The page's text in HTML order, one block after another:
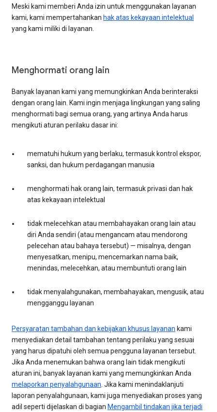
Meski kami memberi Anda izin untuk menggunakan layanan
kami, kami mempertahankan hak atas kekayaan intelektual
yang kami miliki di layanan.
Menghormati orang lain
Banyak layanan kami yang memungkinkan Anda berinteraksi
dengan orang lain. Kami ingin menjaga lingkungan yang saling
menghormati bagi semua orang, yang artinya Anda harus
mengikuti aturan perilaku dasar ini:
mematuhi hukum yang berlaku, termasuk kontrol ekspor,
sanksi, dan hukum perdagangan manusia
menghormati hak orang lain, termasuk privasi dan hak
atas kekayaan intelektual
tidak melecehkan atau membahayakan orang lain atau
diri Anda sendiri (atau mengancam atau mendorong
pelecehan atau bahaya tersebut) — misalnya, dengan
menyesatkan, menipu, mencemarkan nama baik,
menindas, melecehkan, atau membuntuti orang lain
tidak menyalahgunakan, membahayakan, mengusik, atau
mengganggu layanan
Persyaratan tambahan dan kebijakan khusus layanan kami
menyediakan detail tambahan tentang perilaku yang sesuai
yang harus dipatuhi oleh semua pengguna layanan tersebut.
Jika Anda menemukan bahwa orang lain tidak mengikuti
aturan ini, banyak layanan kami yang memungkinkan Anda
melaporkan penyalahgunaan. Jika kami menindaklanjuti
laporan penyalahgunaan, kami juga menyediakan proses yang
adil seperti dijelaskan di bagian Mengambil tindakan jika terjadi